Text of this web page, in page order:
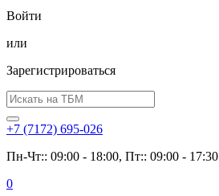
Войти
или
Зарегистрироваться
+7 (7172) 695-026
Пн-Чт:: 09:00 - 18:00, Пт:: 09:00 - 17:30
0